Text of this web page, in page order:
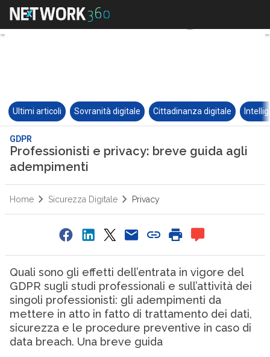
Ultimi articoli Sovranità digitale Cittadinanza digitale
GDPR
Professionisti e privacy: breve guida agli
adempimenti
Home Sicurezza Digitale Privacy
Quali sono gli effetti dell’entrata in vigore del
GDPR sugli studi professionali e sull’attività dei
singoli professionisti: gli adempimenti da
mettere in atto in fatto di trattamento dei dati,
sicurezza e le procedure preventive in caso di
data breach. Una breve guida